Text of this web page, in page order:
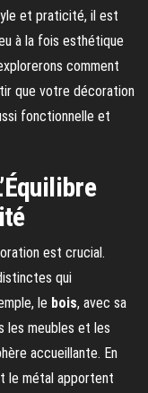
et praticité, il est
à la fois esthétique
comment
que votre décoration
fonctionnelle et
est crucial.
qui
le bois, avec sa
les meubles et les
accueillante. En
le métal apportent